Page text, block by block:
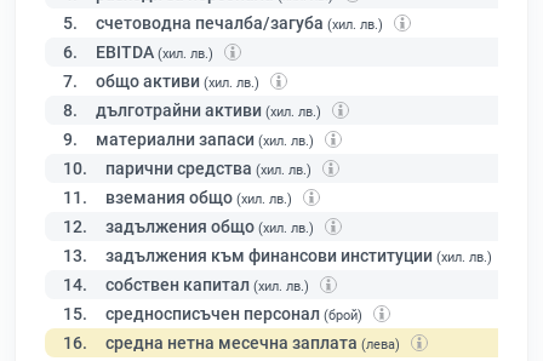
5. счетоводна печалба/загуба (хил. лв.)
6. EBITDA (хил. лв.)
7. общо активи (хил. лв.)
8. дълготрайни активи (хил. лв.)
9. материални запаси (хил. лв.)
10. парични средства (хил. лв.)
11. вземания общо (хил. лв.)
12. задължения общо (хил. лв.)
13. задължения към финансови институции (хил. лв.)
14. собствен капитал (хил. лв.)
15. средносписъчен персонал (брой)
16. средна нетна месечна заплата (лева)